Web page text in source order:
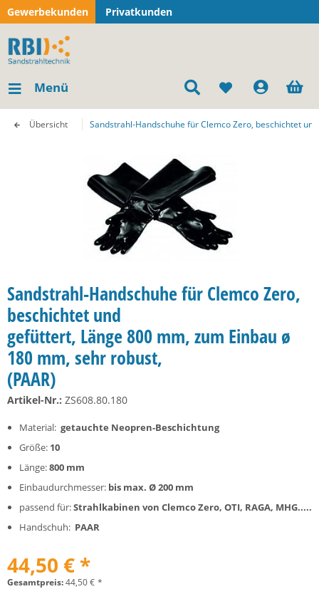
Gewerbekunden Privatkunden
Menü
Übersicht Sandstrahl-Handschuhe für Clemco Zero, beschichtet und
Sandstrahl-Handschuhe für Clemco Zero,
beschichtet und
gefüttert, Länge 800 mm, zum Einbau ø
180 mm, sehr robust,
(PAAR)
Artikel-Nr.: ZS608.80.180
Material: getauchte Neopren-Beschichtung
Größe: 10
Länge:800 mm
Einbaudurchmesser: bis max. Ø 200 mm
passend für:Strahlkabinen von Clemco Zero, OTI, RAGA, MHG.....
Handschuh: PAAR
44,50 € *
Gesamtpreis:44,50€ *